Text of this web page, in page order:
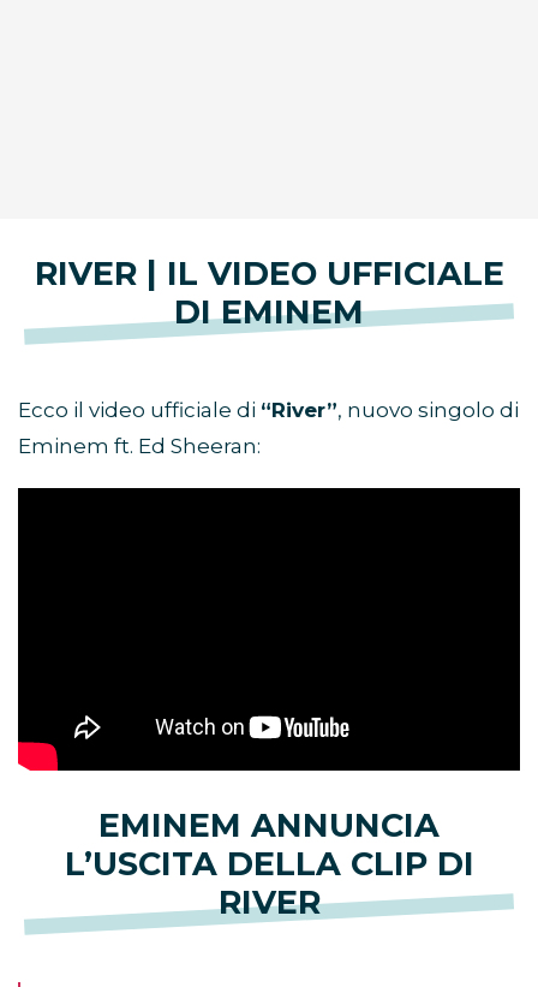
RIVER | IL VIDEO UFFICIALE
DI EMINEM
Ecco il video ufficiale di “River”, nuovo singolo di
Eminem ft. Ed Sheeran:
EMINEM ANNUNCIA
L’USCITA DELLA CLIP DI
RIVER